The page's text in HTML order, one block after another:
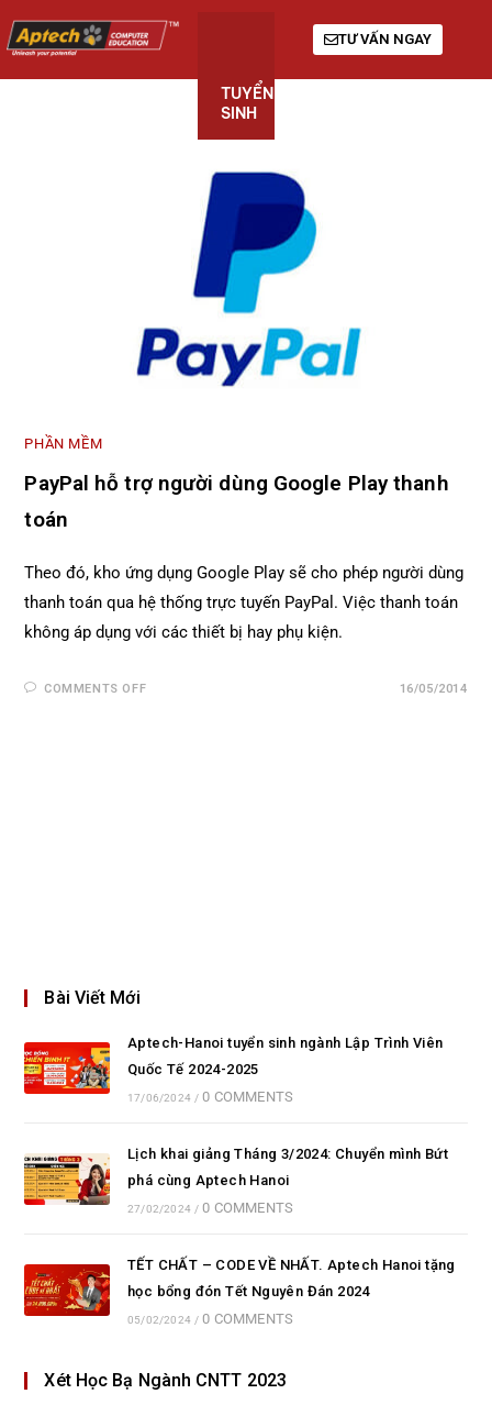
TUYỂN
SINH
TƯ VẤN NGAY
PHẦN MỀM
PayPal hỗ trợ người dùng Google Play thanh
toán
Theo đó, kho ứng dụng Google Play sẽ cho phép người dùng
thanh toán qua hệ thống trực tuyến PayPal. Việc thanh toán
không áp dụng với các thiết bị hay phụ kiện.
COMMENTS OFF 16/05/2014
Bài Viết Mới
Aptech-Hanoi tuyển sinh ngành Lập Trình Viên
Quốc Tế 2024-2025
17/06/2024 / 0 COMMENTS
Lịch khai giảng Tháng 3/2024: Chuyển mình Bứt
phá cùng Aptech Hanoi
27/02/2024 / 0 COMMENTS
TẾT CHẤT – CODE VỀ NHẤT. Aptech Hanoi tặng
học bổng đón Tết Nguyên Đán 2024
05/02/2024 / 0 COMMENTS
Xét Học Bạ Ngành CNTT 2023